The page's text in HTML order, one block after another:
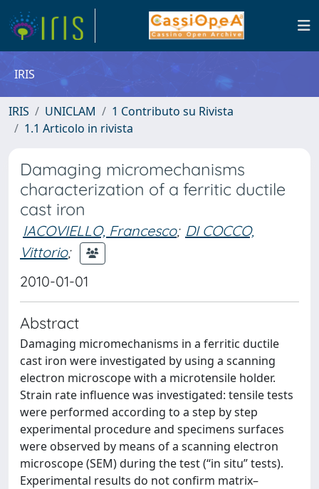
IRIS
IRIS UNICLAM
1 Contributo su Rivista
1.1 Articolo in rivista
Damaging micromechanisms
characterization of a ferritic ductile
cast iron
IACOVIELLO, Francesco; DI COCCO,
Vittorio;
2010-01-01
Abstract
Damaging micromechanisms in a ferritic ductile
cast iron were investigated by using a scanning
electron microscope with a microtensile holder.
Strain rate influence was investigated: tensile tests
were performed according to a step by step
experimental procedure and specimens surfaces
were observed by means of a scanning electron
microscope (SEM) during the test (‘‘in situ” tests).
Experimental results do not confirm matrix–